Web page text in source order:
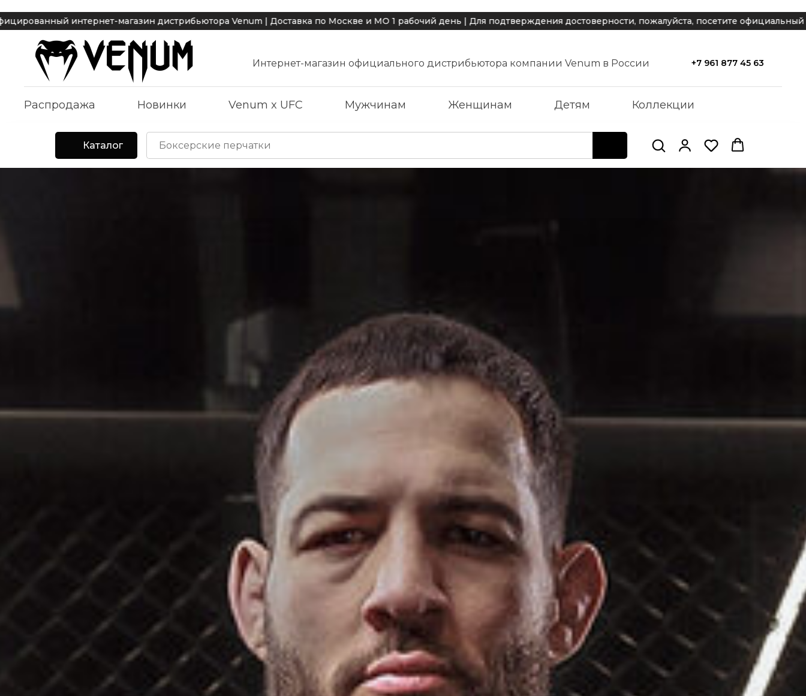
магазин дистрибьютора Venum | Доставка по Москве и МО 1 рабочий день | Для подтверждения достоверности, пожалуйста, посетите официальный сайт
Интернет-магазин официального дистрибьютора компании Venum в России +7 961 877 45 63
Распродажа Новинки Venum x UFC Мужчинам Женщинам Детям Коллекции
Каталог